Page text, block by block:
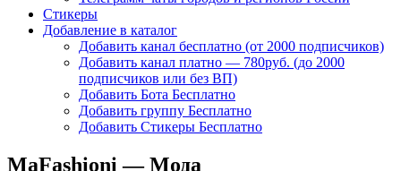
Стикеры
Добавление в каталог
Добавить канал бесплатно (от 2000 подписчиков)
Добавить канал платно — 780руб. (до 2000
подписчиков или без ВП)
Добавить Бота Бесплатно
Добавить группу Бесплатно
Добавить Стикеры Бесплатно
MaFashioni — Мода